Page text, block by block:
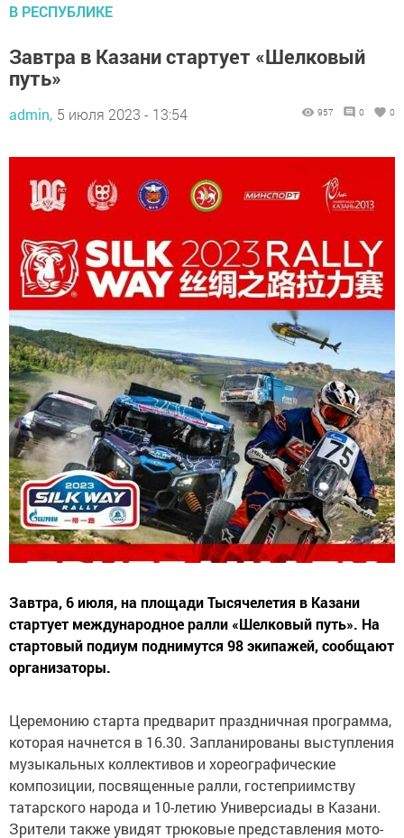
В РЕСПУБЛИКЕ
Завтра в Казани стартует «Шелковый
путь»
admin, 5 июля 2023 - 13:54 957 0 0
Завтра, 6 июля, на площади Тысячелетия в Казани
стартует международное ралли «Шелковый путь». На
стартовый подиум поднимутся 98 экипажей, сообщают
организаторы.
Церемонию старта предварит праздничная программа,
которая начнется в 16.30. Запланированы выступления
музыкальных коллективов и хореографические
композиции, посвященные ралли, гостеприимству
татарского народа и 10-летию Универсиады в Казани.
Зрители также увидят трюковые представления мото-